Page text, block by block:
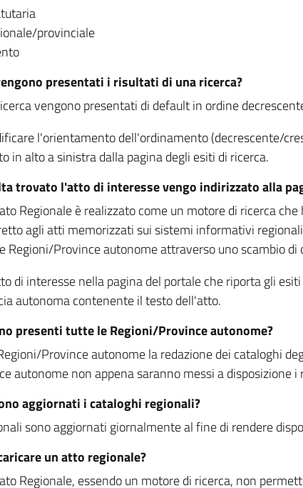
provinciale
presentati i risultati di una ricerca?
vengono presentati di default in ordine
l'orientamento dell'ordinamento (decrescente/
in alto a sinistra dalla pagina degli esiti di ricerca.
trovato l'atto di interesse vengo indirizzato alla
Regionale è realizzato come un motore di ricerca
agli atti memorizzati sui sistemi informativi
Regioni/Province autonome attraverso uno scambio di
di interesse nella pagina del portale che riporta gli
autonoma contenente il testo dell'atto.
presenti tutte le Regioni/Province autonome?
Province autonome la redazione dei cataloghi
autonome non appena saranno messi a disposizione
aggiornati i cataloghi regionali?
sono aggiornati giornalmente al fine di rendere
un atto regionale?
Regionale, essendo un motore di ricerca, non